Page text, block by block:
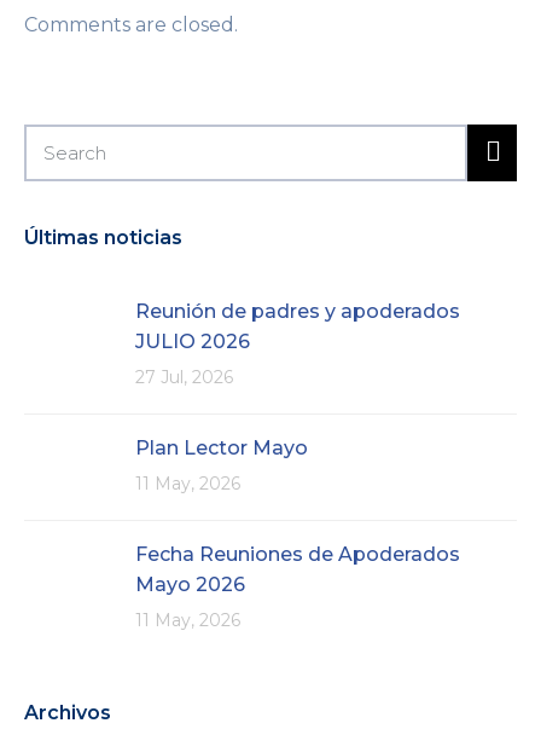
Comments are closed.
Últimas noticias
Reunión de padres y apoderados
JULIO 2026
27 Jul, 2026
Plan Lector Mayo
11 May, 2026
Fecha Reuniones de Apoderados
Mayo 2026
11 May, 2026
Archivos